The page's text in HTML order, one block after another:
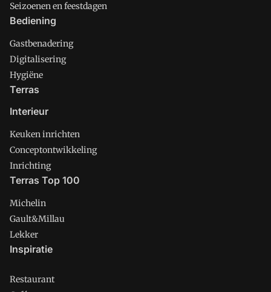
Seizoenen en feestdagen
Bediening
Gastbenadering
Digitalisering
Hygiëne
Terras
Interieur
Keuken inrichten
Conceptontwikkeling
Inrichting
Terras Top 100
Michelin
Gault&Millau
Lekker
Inspiratie
Restaurant